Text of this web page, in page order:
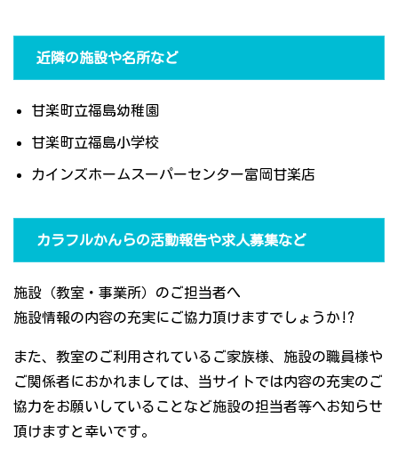
近隣の施設や名所など
甘楽町立福島幼稚園
甘楽町立福島小学校
カインズホームスーパーセンター富岡甘楽店
カラフルかんらの活動報告や求人募集など
施設（教室・事業所）のご担当者へ
施設情報の内容の充実にご協力頂けますでしょうか!?
また、教室のご利用されているご家族様、施設の職員様や
ご関係者におかれましては、当サイトでは内容の充実のご
協力をお願いしていることなど施設の担当者等へお知らせ
頂けますと幸いです。